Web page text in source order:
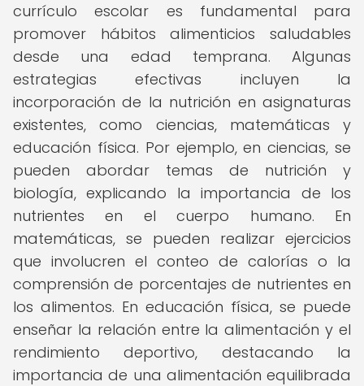
currículo escolar es fundamental para
promover hábitos alimenticios saludables
desde una edad temprana. Algunas
estrategias efectivas incluyen la
incorporación de la nutrición en asignaturas
existentes, como ciencias, matemáticas y
educación física. Por ejemplo, en ciencias, se
pueden abordar temas de nutrición y
biología, explicando la importancia de los
nutrientes en el cuerpo humano. En
matemáticas, se pueden realizar ejercicios
que involucren el conteo de calorías o la
comprensión de porcentajes de nutrientes en
los alimentos. En educación física, se puede
enseñar la relación entre la alimentación y el
rendimiento deportivo, destacando la
importancia de una alimentación equilibrada